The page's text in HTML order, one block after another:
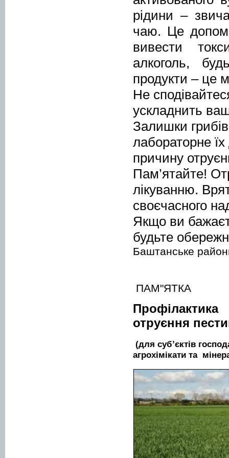
рідини –
чаю. Це
вивести
алкоголь,
продукти – це
Не
ускладнить
Залишки
лабораторне
причину
Пам’ятайте!
лікуванню.
своєчасного
Якщо ви
будьте
Баштанське
ПАМ"ЯТКА
Профілактика
отруєння
(для суб’єктів
агрохімікати та